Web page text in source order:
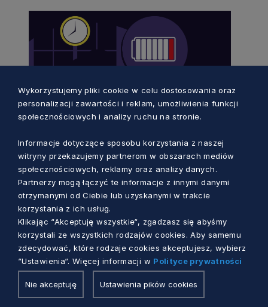
POMOC SPOŁECZNA
Rekrutacja na szkolenie
Wykorzystujemy pliki cookie w celu dostosowania oraz
personalizacji zawartości i reklam, umożliwienia funkcji
społecznościowych i analizy ruchu na stronie.
Informacje dotyczące sposobu korzystania z naszej
witryny przekazujemy partnerom w obszarach mediów
społecznościowych, reklamy oraz analizy danych.
Partnerzy mogą łączyć te informacje z innymi danymi
otrzymanymi od Ciebie lub uzyskanymi w trakcie
korzystania z ich usług.
Klikając “Akceptuję wszystkie“, zgadzasz się abyśmy
korzystali ze wszystkich rodzajów cookies. Aby samemu
zdecydować, które rodzaje cookies akceptujesz, wybierz
“Ustawienia“. Więcej informacji w Polityce prywatności
Nie akceptuję Ustawienia pików cookies